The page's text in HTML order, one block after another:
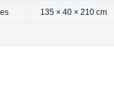
135 × 40 × 210 cm